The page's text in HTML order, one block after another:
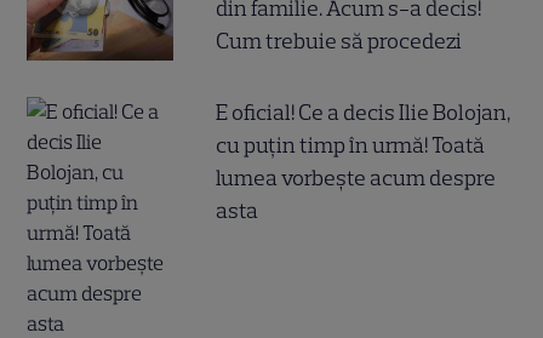
din familie. Acum s-a decis!
Cum trebuie să procedezi
E oficial! Ce a decis Ilie Bolojan,
cu puțin timp în urmă! Toată
lumea vorbește acum despre
asta